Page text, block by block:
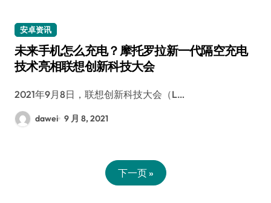
安卓资讯
未来手机怎么充电？摩托罗拉新一代隔空充电
技术亮相联想创新科技大会
2021年9月8日，联想创新科技大会（L…
dawei 9 月 8, 2021
下一页 »